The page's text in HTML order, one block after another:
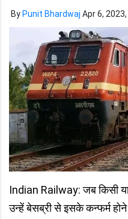
By Punit Bhardwaj Apr 6,
Indian Railway: जब किसी
उन्हें बेसब्री से इसके कन्फर्म